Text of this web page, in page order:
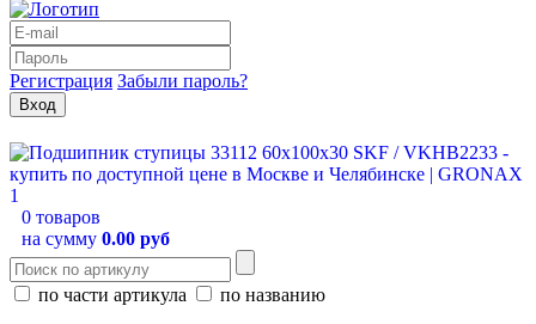
Регистрация Забыли пароль?
0 товаров
на сумму 0.00 руб
по части артикула
по названию